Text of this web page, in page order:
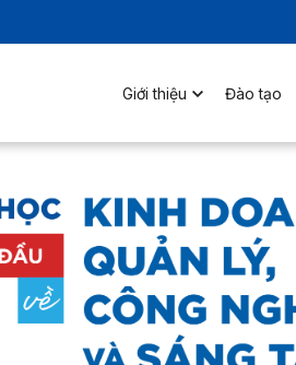
Giới thiệu Đào tạo